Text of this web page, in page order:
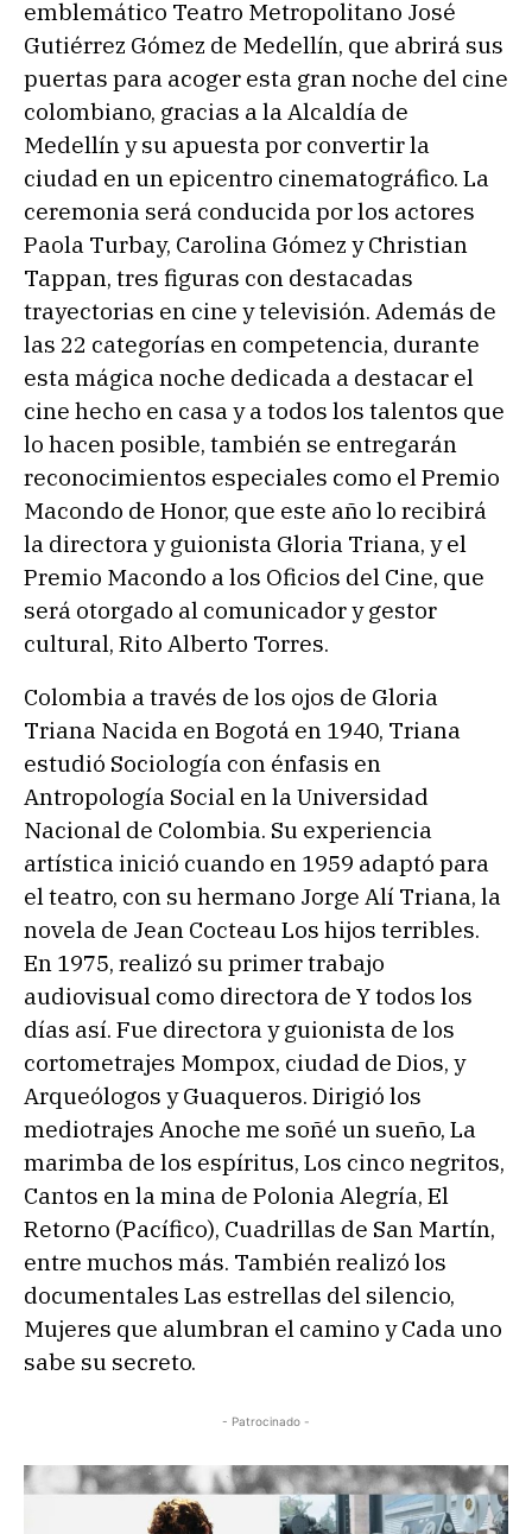
emblemático Teatro Metropolitano José
Gutiérrez Gómez de Medellín, que abrirá sus
puertas para acoger esta gran noche del cine
colombiano, gracias a la Alcaldía de
Medellín y su apuesta por convertir la
ciudad en un epicentro cinematográfico. La
ceremonia será conducida por los actores
Paola Turbay, Carolina Gómez y Christian
Tappan, tres figuras con destacadas
trayectorias en cine y televisión. Además de
las 22 categorías en competencia, durante
esta mágica noche dedicada a destacar el
cine hecho en casa y a todos los talentos que
lo hacen posible, también se entregarán
reconocimientos especiales como el Premio
Macondo de Honor, que este año lo recibirá
la directora y guionista Gloria Triana, y el
Premio Macondo a los Oficios del Cine, que
será otorgado al comunicador y gestor
cultural, Rito Alberto Torres.
Colombia a través de los ojos de Gloria
Triana Nacida en Bogotá en 1940, Triana
estudió Sociología con énfasis en
Antropología Social en la Universidad
Nacional de Colombia. Su experiencia
artística inició cuando en 1959 adaptó para
el teatro, con su hermano Jorge Alí Triana, la
novela de Jean Cocteau Los hijos terribles.
En 1975, realizó su primer trabajo
audiovisual como directora de Y todos los
días así. Fue directora y guionista de los
cortometrajes Mompox, ciudad de Dios, y
Arqueólogos y Guaqueros. Dirigió los
mediotrajes Anoche me soñé un sueño, La
marimba de los espíritus, Los cinco negritos,
Cantos en la mina de Polonia Alegría, El
Retorno (Pacífico), Cuadrillas de San Martín,
entre muchos más. También realizó los
documentales Las estrellas del silencio,
Mujeres que alumbran el camino y Cada uno
sabe su secreto.
- Patrocinado -